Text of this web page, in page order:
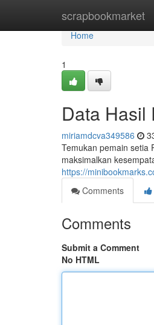
scrapbookmarket
Home
Home
1
Data Hasil
miriamdcva349586
Temukan pemain setia
maksimalkan
https://
Comments
Comments
Submit a Comment
No HTML